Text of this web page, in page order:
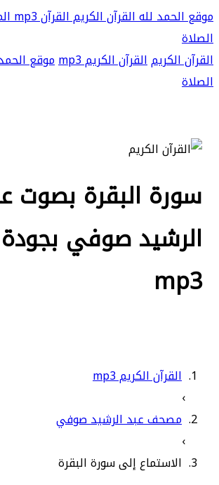
موقع الحمد للهالقرآن الكريمالقرآن mp3
الصلاة
القرآن الكريمالقرآن الكريم mp3 موقع
الصلاة
سورة البقرة بصوت
الرشيد صوفي بجودة
mp3
القرآن الكريم mp3
›
مصحف عبد الرشيد صوفي
›
الاستماع إلى سورة البقرة